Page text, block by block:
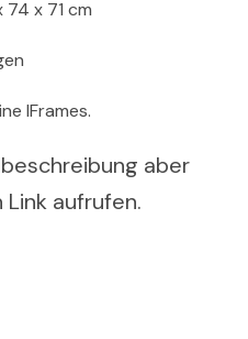
74 x 71 cm
IFrames.
aber
aufrufen.